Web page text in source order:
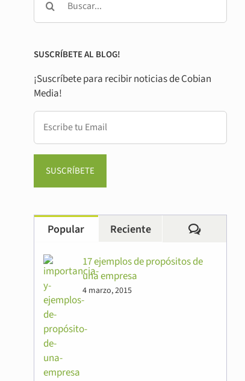
SUSCRÍBETE AL BLOG!
¡Suscríbete para recibir noticias de Cobian
Media!
Popular Reciente
17 ejemplos de propósitos de
una empresa
4 marzo, 2015